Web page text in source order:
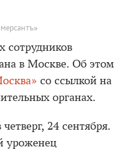
сотрудников
в Москве. Об этом
со ссылкой на
органах.
24 сентября.
уроженец